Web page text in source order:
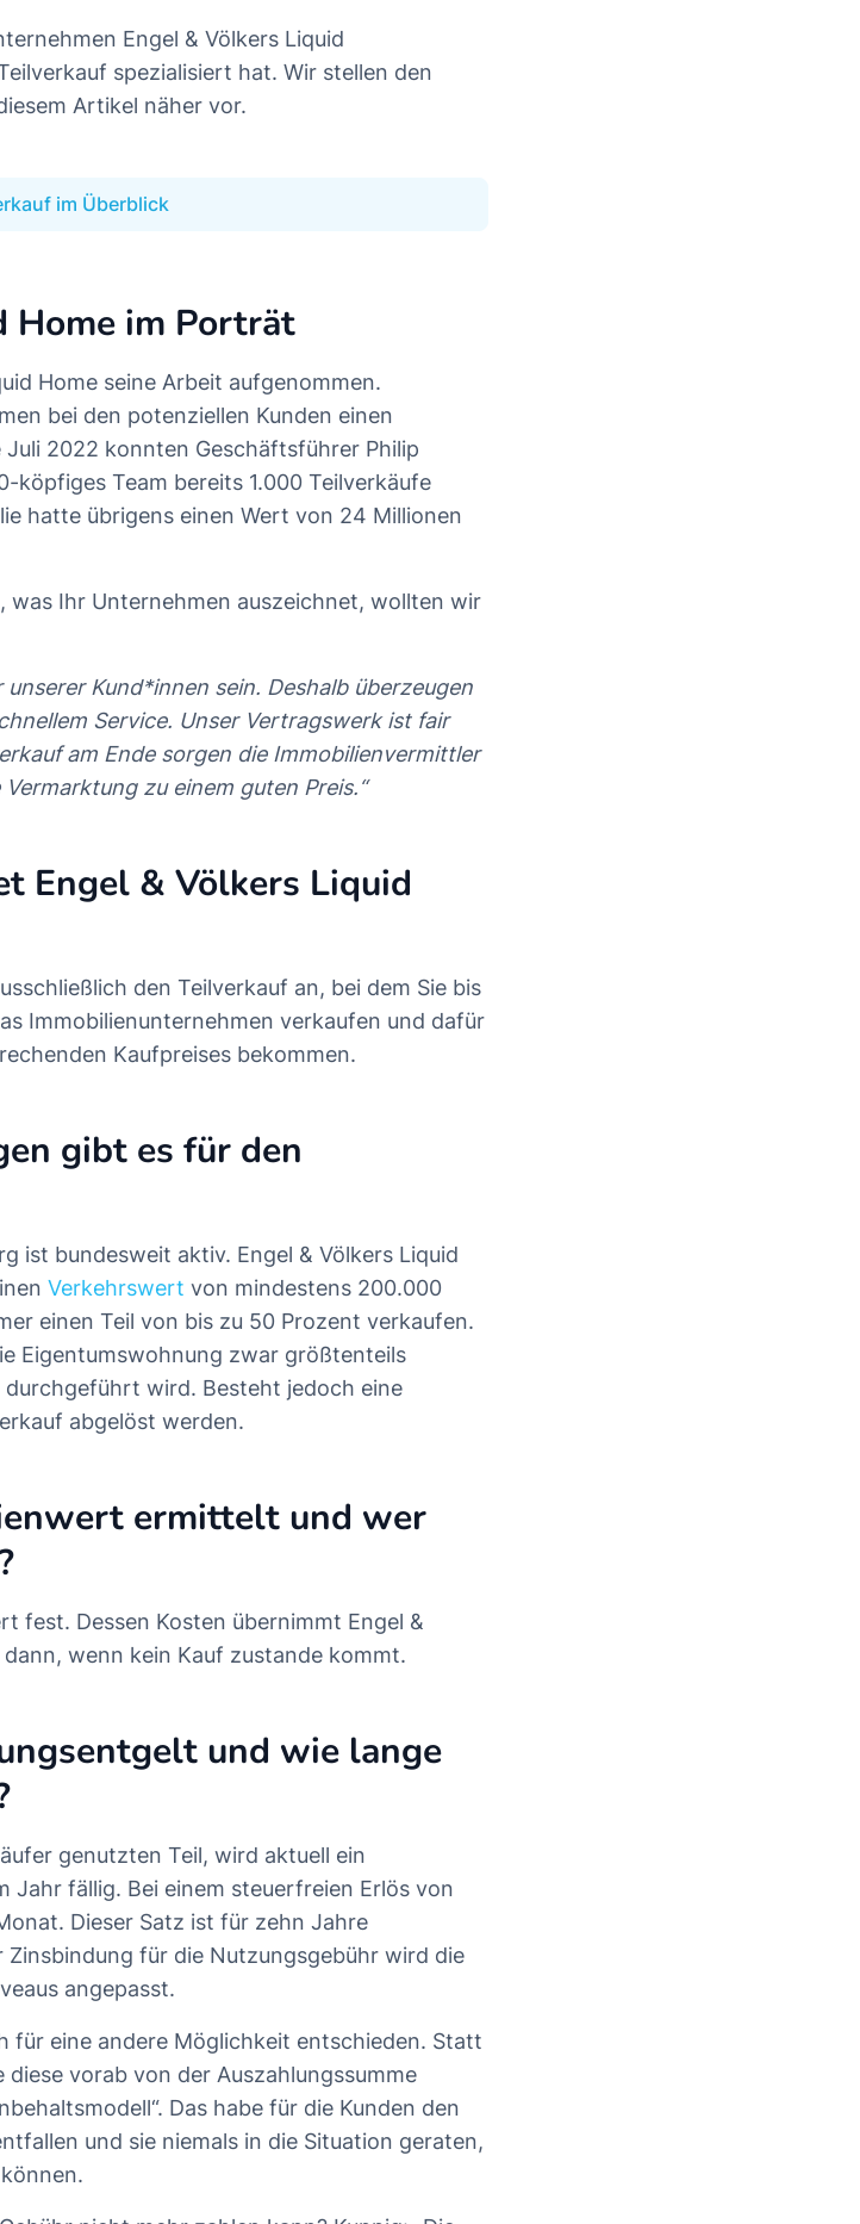
Engel & Völkers Liquid
spezialisiert hat. Wir stellen den
Artikel näher vor.
im Überblick
Home im Porträt
Home seine Arbeit aufgenommen.
bei den potenziellen Kunden einen
2022 konnten Geschäftsführer Philip
köpfiges Team bereits 1.000 Teilverkäufe
hatte übrigens einen Wert von 24 Millionen
was Ihr Unternehmen auszeichnet, wollten wir
Kund*innen sein. Deshalb überzeugen
Service. Unser Vertragswerk ist fair
am Ende sorgen die Immobilienvermittler
zu einem guten Preis.“
Engel & Völkers Liquid
den Teilverkauf an, bei dem Sie bis
Immobilienunternehmen verkaufen und dafür
Kaufpreises bekommen.
gibt es für den
ist bundesweit aktiv. Engel & Völkers Liquid
Verkehrswert von mindestens 200.000
einen Teil von bis zu 50 Prozent verkaufen.
Eigentumswohnung zwar größtenteils
durchgeführt wird. Besteht jedoch eine
abgelöst werden.
ermittelt und wer
fest. Dessen Kosten übernimmt Engel &
wenn kein Kauf zustande kommt.
und wie lange
genutzten Teil, wird aktuell ein
fällig. Bei einem steuerfreien Erlös von
Dieser Satz ist für zehn Jahre
für die Nutzungsgebühr wird die
angepasst.
für eine andere Möglichkeit entschieden. Statt
vorab von der Auszahlungssumme
Das habe für die Kunden den
und sie niemals in die Situation geraten,